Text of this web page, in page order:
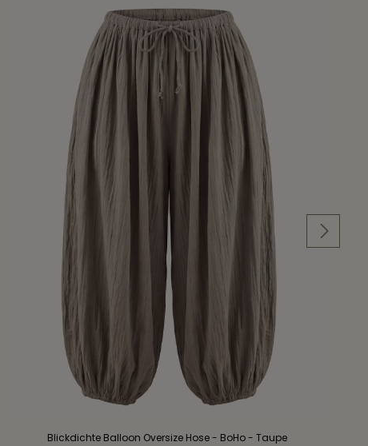
Blickdichte Balloon Oversize Hose - BoHo - Taupe